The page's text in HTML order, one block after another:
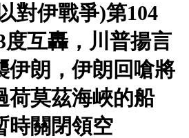
對伊戰爭)第104
度互轟，川普揚言
伊朗，伊朗回嗆將
荷莫茲海峽的船
時關閉領空